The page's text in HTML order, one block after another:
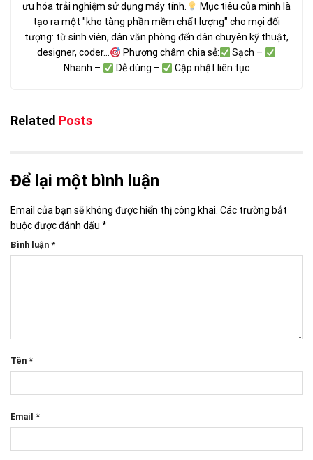
ưu hóa trải nghiệm sử dụng máy tính.
Mục tiêu của mình là
tạo ra một "kho tàng phần mềm chất lượng" cho mọi đối
tượng: từ sinh viên, dân văn phòng đến dân chuyên kỹ thuật,
designer, coder...
Phương châm chia sẻ:
Sạch –
Nhanh –
Dễ dùng – Cập nhật liên tục
Related Posts
Để lại một bình luận
Email của bạn sẽ không được hiển thị công khai. Các trường bắt
buộc được đánh dấu *
Bình luận *
Tên *
Email *